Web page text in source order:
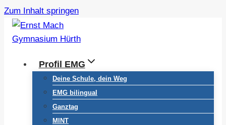
Zum Inhalt springen
Profil EMG
Deine Schule, dein Weg
EMG bilingual
Ganztag
MINT